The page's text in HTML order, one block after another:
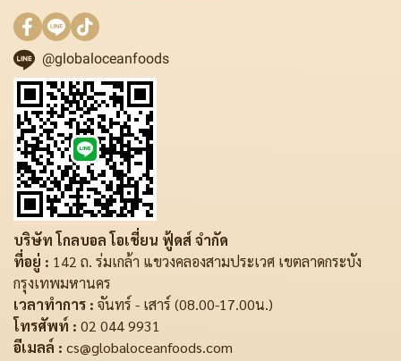
@globaloceanfoods
บริษัท โกลบอล โอเชี่ยน ฟู้ดส์ จำกัด
ที่อยู่ : 142 ถ. ร่มเกล้า แขวงคลองสามประเวศ เขตลาดกระบัง
กรุงเทพมหานคร
เวลาทำการ : จันทร์ - เสาร์ (08.00-17.00น.)
โทรศัพท์ : 02 044 9931
อีเมลล์ : cs@globaloceanfoods.com